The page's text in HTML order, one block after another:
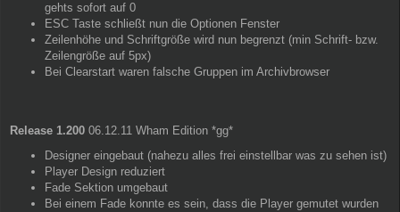
gehts sofort auf 0
ESC Taste schließt nun die Optionen Fenster
Zeilenhöhe und Schriftgröße wird nun begrenzt (min Schrift- bzw.
Zeilengröße auf 5px)
Bei Clearstart waren falsche Gruppen im Archivbrowser
Release 1.200 06.12.11 Wham Edition *gg*
Designer eingebaut (nahezu alles frei einstellbar was zu sehen ist)
Player Design reduziert
Fade Sektion umgebaut
Bei einem Fade konnte es sein, dass die Player gemutet wurden